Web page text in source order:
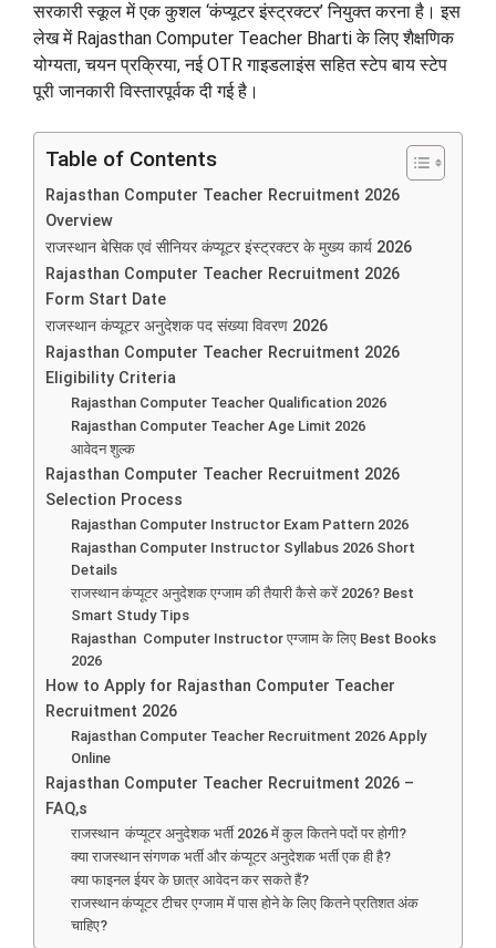
सरकारी स्कूल में एक कुशल ‘कंप्यूटर इंस्ट्रक्टर’ नियुक्त करना है। इस
लेख में Rajasthan Computer Teacher Bharti के लिए शैक्षणिक
योग्यता, चयन प्रक्रिया, नई OTR गाइडलाइंस सहित स्टेप बाय स्टेप
पूरी जानकारी विस्तारपूर्वक दी गई है।
Table of Contents
Rajasthan Computer Teacher Recruitment 2026
Overview
राजस्थान बेसिक एवं सीनियर कंप्यूटर इंस्ट्रक्टर के मुख्य कार्य 2026
Rajasthan Computer Teacher Recruitment 2026
Form Start Date
राजस्थान कंप्यूटर अनुदेशक पद संख्या विवरण 2026
Rajasthan Computer Teacher Recruitment 2026
Eligibility Criteria
Rajasthan Computer Teacher Qualification 2026
Rajasthan Computer Teacher Age Limit 2026
आवेदन शुल्क
Rajasthan Computer Teacher Recruitment 2026
Selection Process
Rajasthan Computer Instructor Exam Pattern 2026
Rajasthan Computer Instructor Syllabus 2026 Short
Details
राजस्थान कंप्यूटर अनुदेशक एग्जाम की तैयारी कैसे करें 2026? Best
Smart Study Tips
Rajasthan Computer Instructor एग्जाम के लिए Best Books
2026
How to Apply for Rajasthan Computer Teacher
Recruitment 2026
Rajasthan Computer Teacher Recruitment 2026 Apply
Online
Rajasthan Computer Teacher Recruitment 2026 –
FAQ,s
राजस्थान कंप्यूटर अनुदेशक भर्ती 2026 में कुल कितने पदों पर होगी?
क्या राजस्थान संगणक भर्ती और कंप्यूटर अनुदेशक भर्ती एक ही है?
क्या फाइनल ईयर के छात्र आवेदन कर सकते हैं?
राजस्थान कंप्यूटर टीचर एग्जाम में पास होने के लिए कितने प्रतिशत अंक
चाहिए?